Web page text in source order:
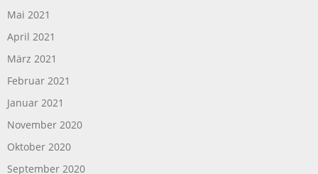
Mai 2021
April 2021
März 2021
Februar 2021
Januar 2021
November 2020
Oktober 2020
September 2020